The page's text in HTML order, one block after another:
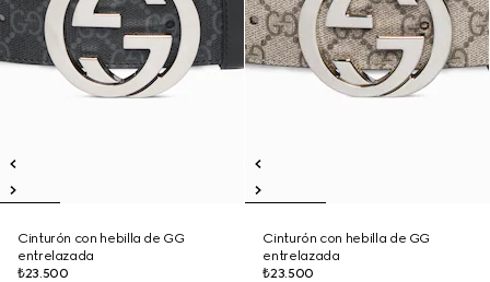
Cinturón con hebilla de GG
entrelazada
₺23.500
Cinturón con hebilla de GG
entrelazada
₺23.500